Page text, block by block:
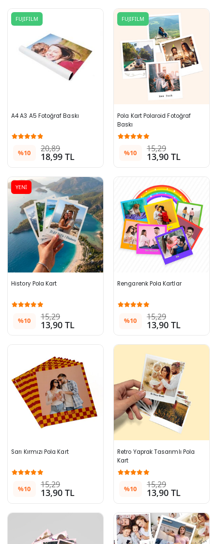
FUJIFILM
A4 A3 A5 Fotoğraf Baskı
%10 20,89
18,99 TL
FUJIFILM
Pola Kart Polaroid Fotoğraf
Baskı
%10 15,29
13,90 TL
YENİ
History Pola Kart
%10 15,29
13,90 TL
Rengarenk Pola Kartlar
%10 15,29
13,90 TL
Sarı Kırmızı Pola Kart
%10 15,29
13,90 TL
Retro Yaprak Tasarımlı Pola
Kart
%10 15,29
13,90 TL